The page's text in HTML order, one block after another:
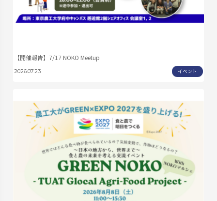
【開催報告】7/17 NOKO Meetup
2026.07.23 イベント